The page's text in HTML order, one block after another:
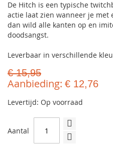
De Hitch is een typische
actie laat zien wanneer je
dan wild alle kanten op en
doodsangst.
Leverbaar in verschillende
€ 15,95
Aanbieding € 12,76
Levertijd: Op voorraad
Aantal